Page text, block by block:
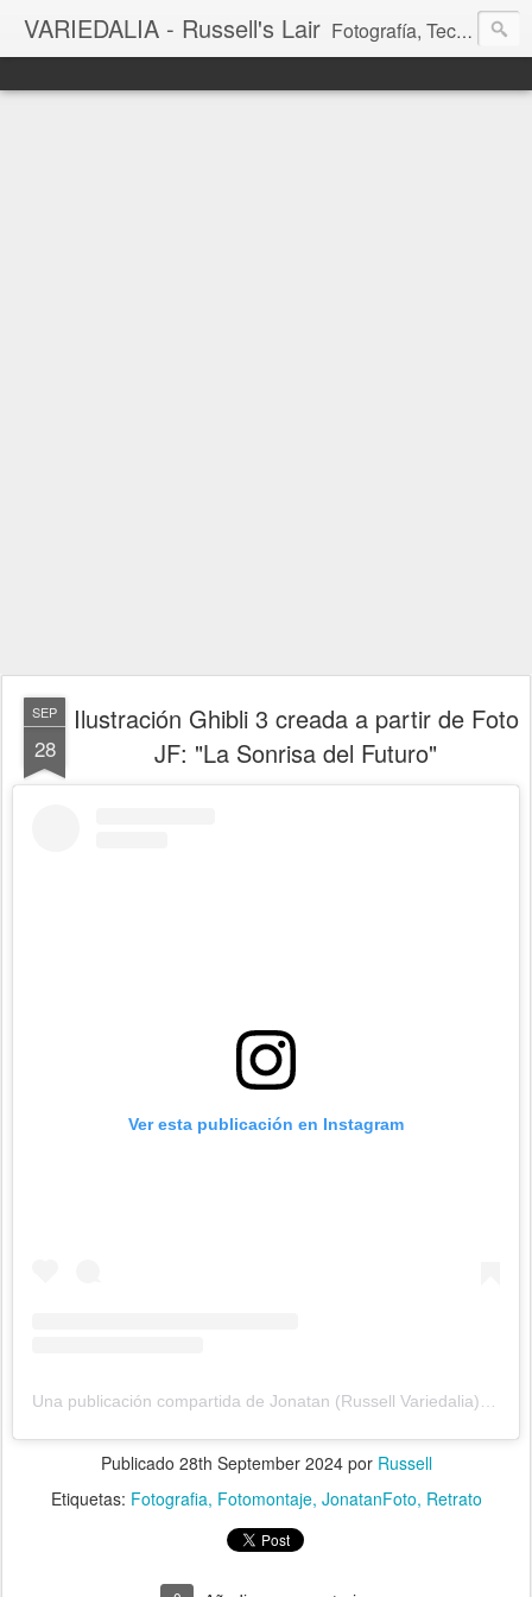
VARIEDALIA - Russell's Lair Fotografía, Tecnología, Cine y Videojuegos en un Blog Multitemática. El rinconcito del creador de FotoMuseo 3D y Left 4 SGC.
SEP
28
Ilustración Ghibli 3 creada a partir de Foto
JF: "La Sonrisa del Futuro"
Ver esta publicación en Instagram
Publicado 28th September 2024por Russell
Etiquetas: Fotografia Fotomontaje JonatanFoto Retrato